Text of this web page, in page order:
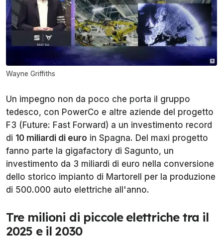
Wayne Griffiths
Un impegno non da poco che porta il gruppo
tedesco, con PowerCo e altre aziende del progetto
F3 (Future: Fast Forward) a un investimento record
di 10 miliardi di euro in Spagna. Del maxi progetto
fanno parte la gigafactory di Sagunto, un
investimento da 3 miliardi di euro nella conversione
dello storico impianto di Martorell per la produzione
di 500.000 auto elettriche all'anno.
Tre milioni di piccole elettriche tra il
2025 e il 2030